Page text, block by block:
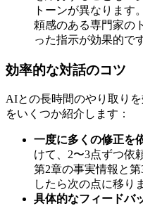
トーンが異なります
頼感のある専門家の
った指示が効果的で
効率的な対話のコツ
AIとの長時間のやり取り
をいくつか紹介します：
一度に多くの修正を
けて、2〜3点ずつ依
第2章の事実情報と
したら次の点に移り
具体的なフィードバ